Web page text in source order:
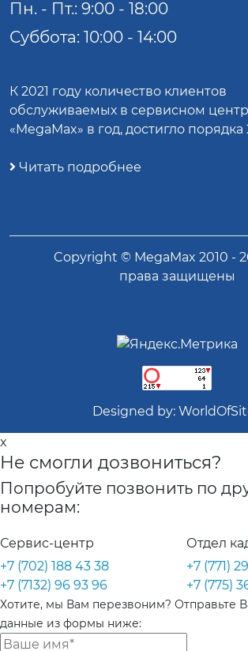
Пн. - Пт.: 9:00 - 18:00
Суббота: 10:00 - 14:00
К 2021 году количество клиентов
обслуживаемых в сервисном
«MegaMax» в год, достигло порядка
Читать подробнее
Copyright © MegaMax 2010 -
права защищены
Designed by:
x
Не смогли дозвониться?
Попробуйте позвонить по
номерам:
Сервис-центр
+7 (702) 188 43 38
+7 (7132) 96 93 96
Отдел
+7 (771)
+7 (775)
Хотите, мы Вам перезвоним? Отправьте
данные из формы ниже: